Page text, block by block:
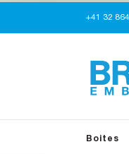
content
+41 32
Boites